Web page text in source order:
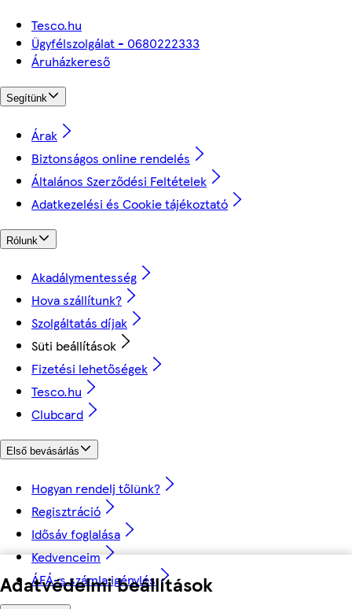
Adatvédelmi beállítások
Tesco.hu
Ügyfélszolgálat - 0680222333
Áruházkereső
Segítünk
Árak
Biztonságos online rendelés
Általános Szerződési Feltételek
Adatkezelési és Cookie tájékoztató
Rólunk
Akadálymentesség
Hova szállítunk?
Szolgáltatás díjak
Süti beállítások
Fizetési lehetőségek
Tesco.hu
Clubcard
Első bevásárlás
Hogyan rendelj tőlünk?
Regisztráció
Idősáv foglalása
Kedvenceim
ÁFÁ-s számla igénylés